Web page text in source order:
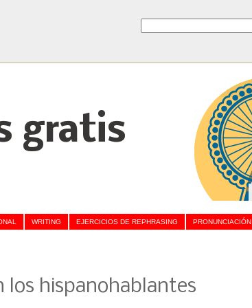
gratis
WRITING EJERCICIOS DE REPHRASING PRONUNCIACIÓN
los hispanohablantes